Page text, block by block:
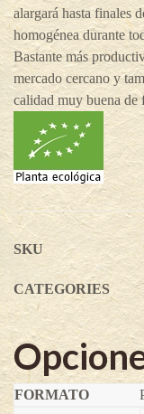
alargará hasta finales
homogénea durante
Bastante más
mercado cercano y
calidad muy buena
SKU
CATEGORIES